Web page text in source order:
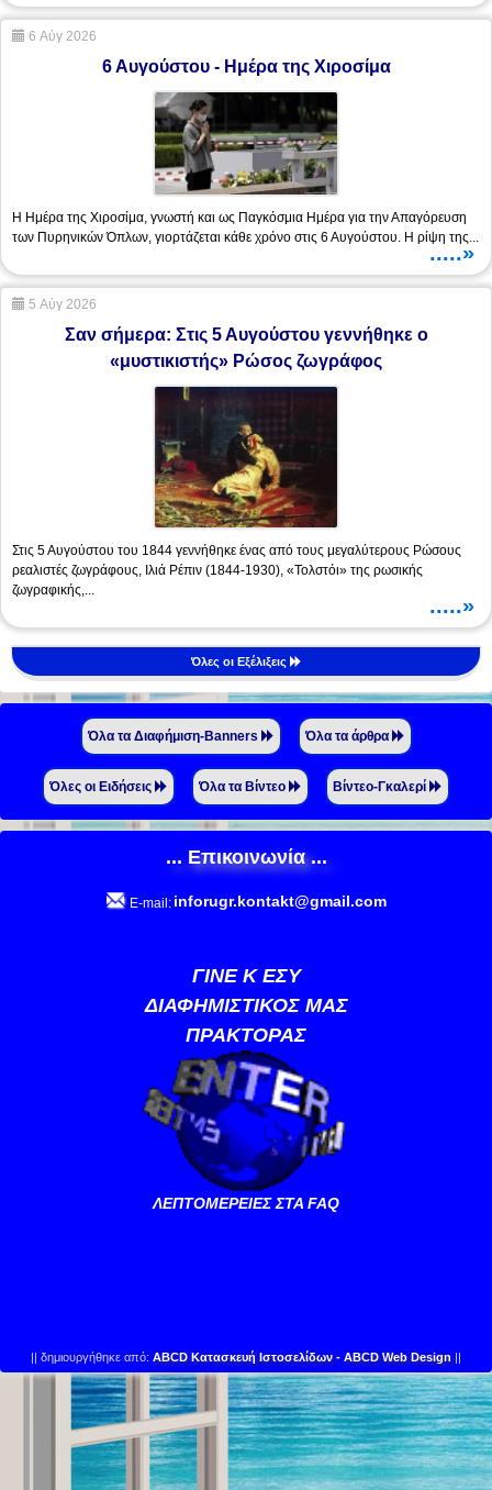
6 Αύγ 2026
6 Αυγούστου - Ημέρα της Χιροσίμα
Η Ημέρα της Χιροσίμα, γνωστή και ως Παγκόσμια Ημέρα για την Απαγόρευση
των Πυρηνικών Όπλων, γιορτάζεται κάθε χρόνο στις 6 Αυγούστου. Η ρίψη της...
.....»
5 Αύγ 2026
Σαν σήμερα: Στις 5 Αυγούστου γεννήθηκε ο
«μυστικιστής» Ρώσος ζωγράφος
Στις 5 Αυγούστου του 1844 γεννήθηκε ένας από τους μεγαλύτερους Ρώσους
ρεαλιστές ζωγράφους, Ιλιά Ρέπιν (1844-1930), «Τολστόι» της ρωσικής
ζωγραφικής,...
.....»
Όλες οι Εξέλιξεις
Όλα τα Διαφήμιση-Banners Όλα τα άρθρα
Όλες οι Ειδήσεις Όλα τα Βίντεο Βίντεο-Γκαλερί
... Επικοινωνία ...
E-mail: inforugr.kontakt@gmail.com
ΓΙΝΕ Κ ΕΣΥ
ΔΙΑΦΗΜΙΣΤΙΚΟΣ ΜΑΣ
ΠΡΑΚΤΟΡΑΣ
ΛΕΠΤΟΜΕΡΕΙΕΣ ΣΤΑ FAQ
|| δημιουργήθηκε από: ABCD Κατασκευή Ιστοσελίδων - ABCD Web Design||